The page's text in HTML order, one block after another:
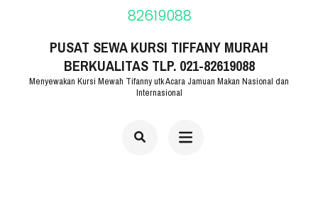
PUSAT SEWA KURSI TIFFANY MURAH
BERKUALITAS TLP. 021-82619088
Menyewakan Kursi Mewah Tifanny utk Acara Jamuan Makan Nasional dan
Internasional